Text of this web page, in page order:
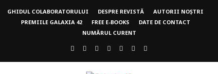
GHIDUL COLABORATORULUI DESPRE REVISTĂ
AUTORII NOȘTRI
PREMIILE GALAXIA 42
FREE E-BOOKS
DATE DE CONTACT
NUMĂRUL CURENT